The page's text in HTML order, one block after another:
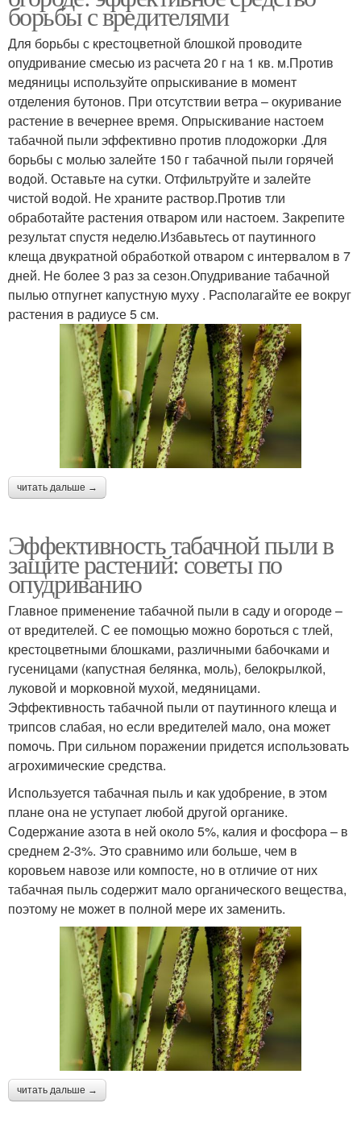
борьбы с вредителями
Для борьбы с крестоцветной блошкой проводите
опудривание смесью из расчета 20 г на 1 кв. м.Против
медяницы используйте опрыскивание в момент
отделения бутонов. При отсутствии ветра – окуривание
растение в вечернее время. Опрыскивание настоем
табачной пыли эффективно против плодожорки .Для
борьбы с молью залейте 150 г табачной пыли горячей
водой. Оставьте на сутки. Отфильтруйте и залейте
чистой водой. Не храните раствор.Против тли
обработайте растения отваром или настоем. Закрепите
результат спустя неделю.Избавьтесь от паутинного
клеща двукратной обработкой отваром с интервалом в 7
дней. Не более 3 раз за сезон.Опудривание табачной
пылью отпугнет капустную муху . Располагайте ее вокруг
растения в радиусе 5 см.
читать дальше →
Эффективность табачной пыли в
защите растений: советы по
опудриванию
Главное применение табачной пыли в саду и огороде –
от вредителей. С ее помощью можно бороться с тлей,
крестоцветными блошками, различными бабочками и
гусеницами (капустная белянка, моль), белокрылкой,
луковой и морковной мухой, медяницами.
Эффективность табачной пыли от паутинного клеща и
трипсов слабая, но если вредителей мало, она может
помочь. При сильном поражении придется использовать
агрохимические средства.
Используется табачная пыль и как удобрение, в этом
плане она не уступает любой другой органике.
Содержание азота в ней около 5%, калия и фосфора – в
среднем 2-3%. Это сравнимо или больше, чем в
коровьем навозе или компосте, но в отличие от них
табачная пыль содержит мало органического вещества,
поэтому не может в полной мере их заменить.
читать дальше →